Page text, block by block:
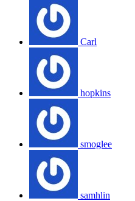
Carl
hopkins
smoglee
samhlin